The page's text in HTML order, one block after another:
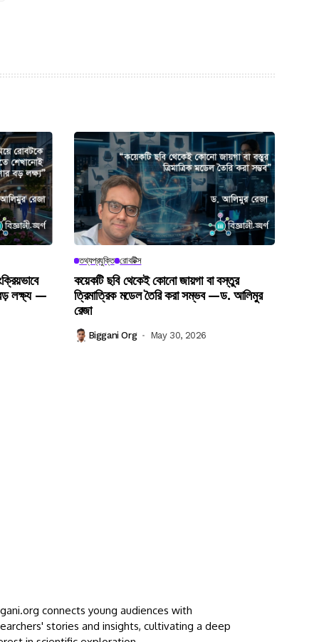
লক্ষ্য —
তথ্যপ্রযুক্তি রোবটিক্স
কয়েকটি ছবি থেকেই কোনো জায়গা বা বস্তুর
ত্রিমাত্রিক মডেল তৈরি করা সম্ভব —ড. আলিমুর
রেজা
Biggani Org May 30, 2026
connects young audiences with
stories and insights, cultivating a deep